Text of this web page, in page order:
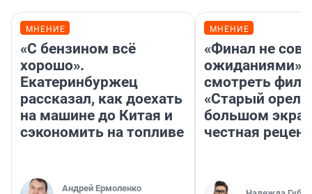
МНЕНИЕ
«С бензином всё
хорошо».
Екатеринбуржец
рассказал, как доехать
на машине до Китая и
сэкономить на топливе
Андрей Ермоленко
МНЕНИЕ
«Финал не
ожиданиями»:
смотреть
«Старый орел»
большом
честная